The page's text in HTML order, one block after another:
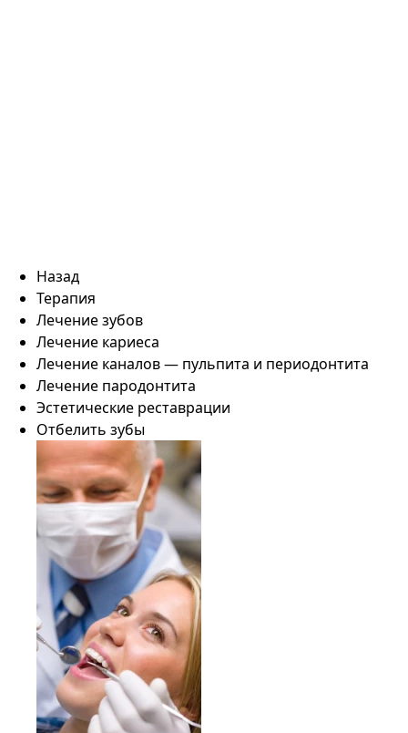
Назад
Терапия
Лечение зубов
Лечение кариеса
Лечение каналов — пульпита и периодонтита
Лечение пародонтита
Эстетические реставрации
Отбелить зубы